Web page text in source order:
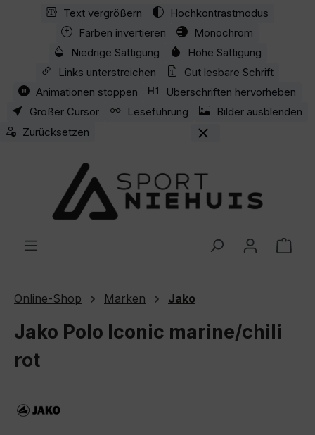
Zum Hauptinhalt springen
Text vergrößern
Hochkontrastmodus
Farben invertieren
Monochrom
Niedrige Sättigung
Hohe Sättigung
Links unterstreichen
Gut lesbare Schrift
Animationen stoppen
Überschriften hervorheben
Großer Cursor
Leseführung
Bilder ausblenden
Zurücksetzen
Online-Shop Marken Jako
Jako Polo Iconic marine/chili
rot